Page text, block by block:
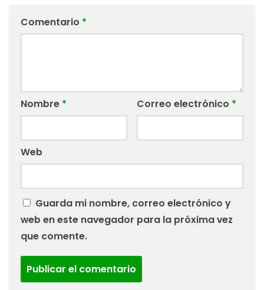
Comentario *
Nombre * Correo electrónico *
Web
Guarda mi nombre, correo electrónico y
web en este navegador para la próxima vez
que comente.